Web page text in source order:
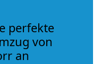
perfekte
von
an